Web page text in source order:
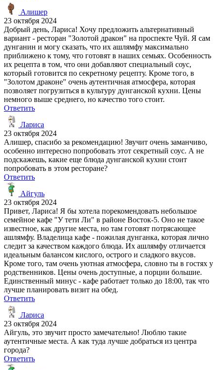
Алишер
23 октября 2024
Добрый день, Лариса! Хочу предложить альтернативный
вариант - ресторан "Золотой дракон" на проспекте Чуй. Я сам
дунганин и могу сказать, что их ашлямфу максимально
приближено к тому, что готовят в наших семьях. Особенность
их рецепта в том, что они добавляют специальный соус,
который готовится по секретному рецепту. Кроме того, в
"Золотом драконе" очень аутентичная атмосфера, которая
позволяет погрузиться в культуру дунганской кухни. Цены
немного выше среднего, но качество того стоит.
Ответить
Лариса
23 октября 2024
Алишер, спасибо за рекомендацию! Звучит очень заманчиво,
особенно интересно попробовать этот секретный соус. А не
подскажешь, какие еще блюда дунганской кухни стоит
попробовать в этом ресторане?
Ответить
Айгуль
23 октября 2024
Привет, Лариса! Я бы хотела порекомендовать небольшое
семейное кафе "У тети Ли" в районе Восток-5. Оно не такое
известное, как другие места, но там готовят потрясающее
ашлямфу. Владелица кафе - пожилая дунганка, которая лично
следит за качеством каждого блюда. Их ашлямфу отличается
идеальным балансом кислого, острого и сладкого вкусов.
Кроме того, там очень уютная атмосфера, словно ты в гостях у
родственников. Цены очень доступные, а порции большие.
Единственный минус - кафе работает только до 18:00, так что
лучше планировать визит на обед.
Ответить
Лариса
23 октября 2024
Айгуль, это звучит просто замечательно! Люблю такие
аутентичные места. А как туда лучше добраться из центра
города?
Ответить